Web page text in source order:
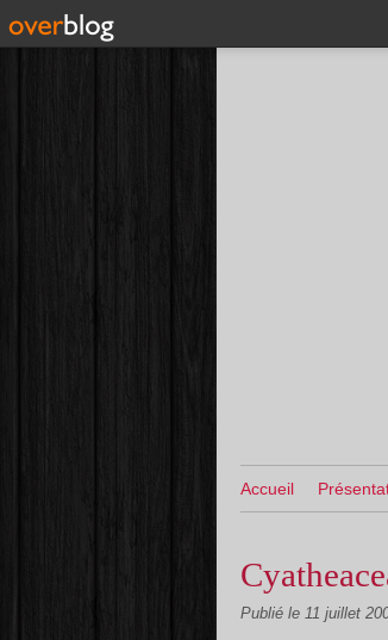
Accueil
Publié le 11 juillet